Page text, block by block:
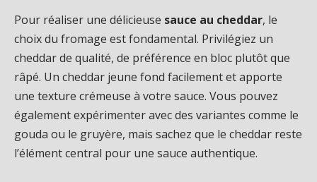
Pour réaliser une délicieuse sauce au cheddar, le
choix du fromage est fondamental. Privilégiez un
cheddar de qualité, de préférence en bloc plutôt que
râpé. Un cheddar jeune fond facilement et apporte
une texture crémeuse à votre sauce. Vous pouvez
également expérimenter avec des variantes comme le
gouda ou le gruyère, mais sachez que le cheddar reste
l’élément central pour une sauce authentique.